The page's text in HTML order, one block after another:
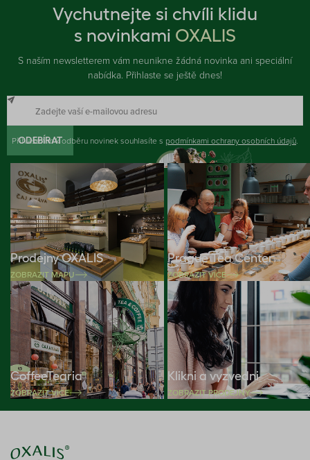
Vychutnejte si chvíli klidu
s novinkami OXALIS
S naším newsletterem vám neunikne žádná novinka ani speciální
nabídka. Přihlaste se ještě dnes!
ODEBÍRAT
Přihlášením k odběru novinek souhlasíte s podmínkami ochrany osobních údajů.
Prodejny OXALIS
ZOBRAZIT MAPU
Prague Tea Center
ZOBRAZIT VÍCE
CoffeeTearia
ZOBRAZIT VÍCE
Klikni a vyzvedni
ZOBRAZIT PRODEJNY